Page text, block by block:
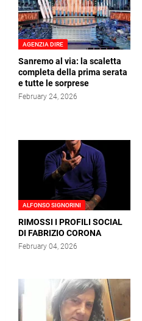
AGENZIA DIRE
Sanremo al via: la scaletta
completa della prima serata
e tutte le sorprese
February 24, 2026
ALFONSO SIGNORINI
RIMOSSI I PROFILI SOCIAL
DI FABRIZIO CORONA
February 04, 2026